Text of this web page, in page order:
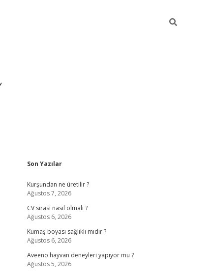
Sidebar
Son Yazılar
Kurşundan ne üretilir ?
Ağustos 7, 2026
CV sırası nasıl olmalı ?
Ağustos 6, 2026
Kumaş boyası sağlıklı mıdır ?
Ağustos 6, 2026
Aveeno hayvan deneyleri yapıyor mu ?
Ağustos 5, 2026